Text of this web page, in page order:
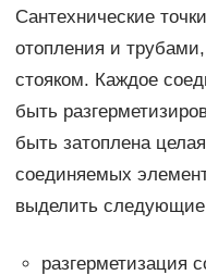
Сантехнические
отопления и
стояком. Каждое
быть
быть затоплена
соединяемых
выделить следующие
разгерметизация